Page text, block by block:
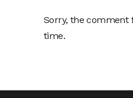
Sorry, the comment
time.